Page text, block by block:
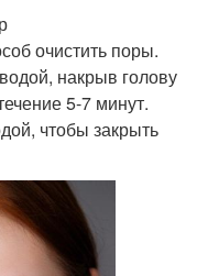
очистить поры.
накрыв голову
5-7 минут.
чтобы закрыть